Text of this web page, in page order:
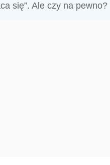
się”. Ale czy na pewno?